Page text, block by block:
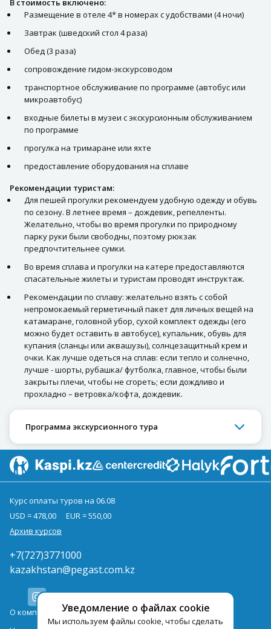
В стоимость включено:
Размещение в отеле 4* в номерах с удобствами (4 ночи)
Завтрак (шведский стол 4 раза)
Обед (3 раза)
сопровождение гидом-экскурсоводом
транспортное обслуживание по программе (автобус или
микроавтобус)
входные билеты в музеи с экскурсионным обслуживанием
по программе
прогулка на тримаране или яхте
предоставление оборудования на сплаве
Рекомендации туристам:
Для пешей прогулки рекомендуем удобную одежду и обувь
по сезону. В летнее время – дождевик, репелленты.
Желательно, чтобы во время прогулки по природному
парку руки были свободны, поэтому рюкзак
предпочтительнее сумки.
Во время сплава и прогулки на катере предоставляются
спасательные жилеты и туристам проводят инструктаж.
Рекомендации по сплаву: желательно взять с собой
непромокаемый герметичный пакет для личных вещей на
катамаране, головной убор, сухой комплект одежды (его
можно будет оставить в автобусе), купальник, обувь для
купания (сланцы или аквашузы), солнцезащитный крем и
очки. Как лучше одеться на сплав: если тепло и солнечно,
лучше - шорты, рубашка/ футболка, главное, чтобы были
закрыты плечи, чтобы не сгореть; если дождливо и
прохладно – ветровка/кофта, дождевик.
Программа экскурсионного тура
Уведомление о файлах cookie
Мы используем файлы cookie, чтобы сделать
Курс оплаты туров на 06.08
USD = 478,00
EUR = 550,00
Архив курсов
+7(727)3771000
kazakhstan@pegast.com.kz
О компании